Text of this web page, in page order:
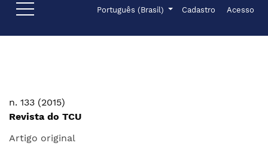
Ir para o menu de navegação principal
Ir para o conteúdo principal
Ir para o rodapé Idioma
Português (Brasil)
Menu de Cadastro Acesso
n. 133 (2015)
Revista do TCU
Artigo original